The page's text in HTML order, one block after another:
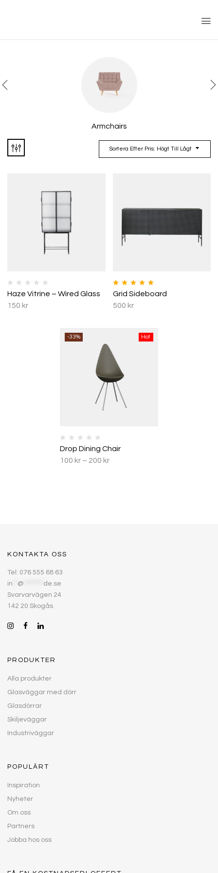
Armchairs
Sortera Efter Pris: Högt Till Lågt
Haze Vitrine – Wired Glass
150 kr
Betygsatt5.00
av 5
Grid Sideboard
500 kr
Hot
-33%
Drop Dining Chair
100 kr – 200 kr
KONTAKTA OSS
Tel: 076 555 68 63
in
@
de.se
Svarvarvägen 24
142 20 Skogås
PRODUKTER
Alla produkter
Glasväggar med dörr
Glasdörrar
Skiljeväggar
Industriväggar
POPULÄRT
Inspiration
Nyheter
Om oss
Partners
Jobba hos oss